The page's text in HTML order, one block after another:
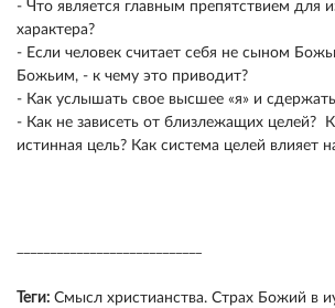
- Что является главным препятствием для
характера?
- Если человек считает себя не сыном
Божьим, - к чему это приводит?
- Как услышать свое высшее «я» и
- Как не зависеть от близлежащих целей?
истинная цель? Как система целей влияет
Теги: Смысл христианства. Страх Божий в